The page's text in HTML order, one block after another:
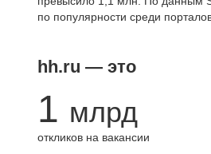
по популярности среди
hh.ru — это
1 млрд
откликов на вакансии